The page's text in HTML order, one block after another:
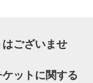
ございませ
ットに関する